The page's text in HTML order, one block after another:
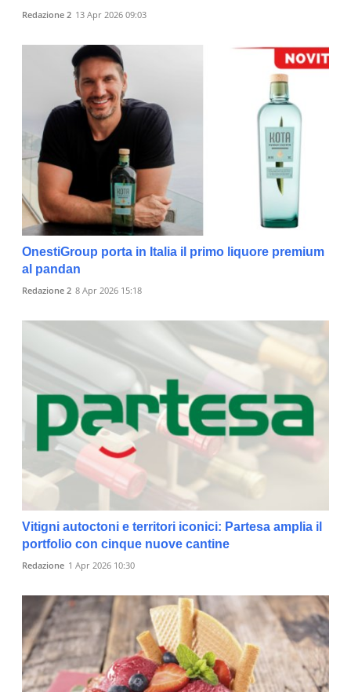
Redazione 2 13 Apr 2026 09:03
OnestiGroup porta in Italia il primo liquore premium
al pandan
Redazione 2 8 Apr 2026 15:18
Vitigni autoctoni e territori iconici: Partesa amplia il
portfolio con cinque nuove cantine
Redazione 1 Apr 2026 10:30